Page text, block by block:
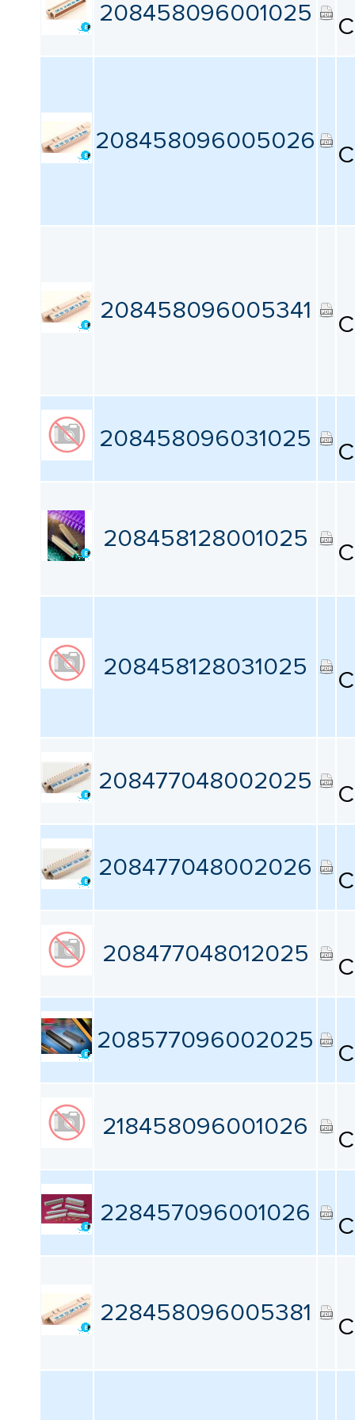
ПРОИЗВОДИТЕЛЕЙ
208458096001025
208458096005026
208458096005341
208458096031025
208458128001025
208458128031025
208477048002025
208477048002026
208477048012025
208577096002025
218458096001026
228457096001026
228458096005381